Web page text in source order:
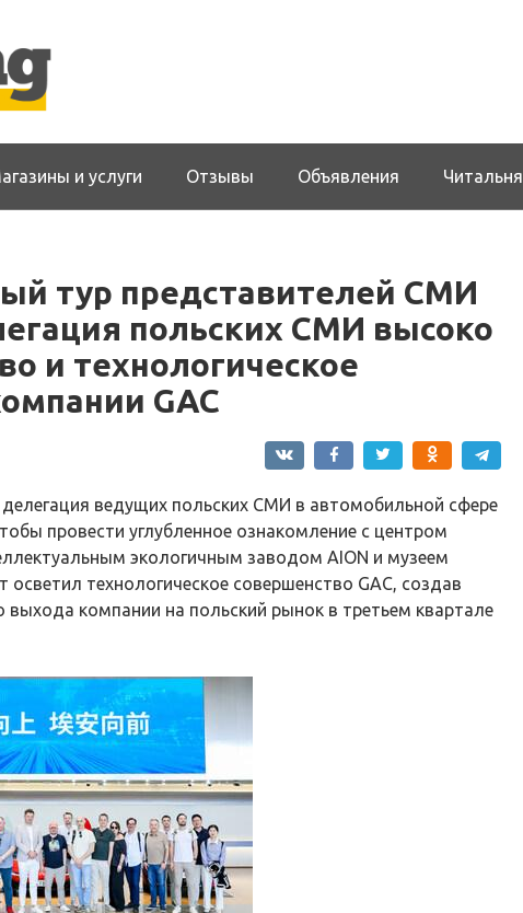
и услуги Отзывы Объявления Читальня
тур представителей СМИ
польских СМИ высоко
и технологическое
GAC
ведущих польских СМИ в автомобильной сфере
провести углубленное ознакомление с центром
экологичным заводом AION и музеем
осветил технологическое совершенство GAC, создав
компании на польский рынок в третьем квартале